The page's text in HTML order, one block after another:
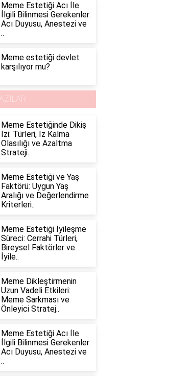
Meme Estetiği Acı İle
İlgili Bilinmesi Gerekenler:
Acı Duyusu, Anestezi ve
..
Meme estetiği devlet
karşılıyor mu?
Meme Estetiğinde Dikiş
İzi: Türleri, İz Kalma
Olasılığı ve Azaltma
Strateji..
Meme Estetiği ve Yaş
Faktörü: Uygun Yaş
Aralığı ve Değerlendirme
Kriterleri..
Meme Estetiği İyileşme
Süreci: Cerrahi Türleri,
Bireysel Faktörler ve
İyile..
Meme Dikleştirmenin
Uzun Vadeli Etkileri:
Meme Sarkması ve
Önleyici Stratej..
Meme Estetiği Acı İle
İlgili Bilinmesi Gerekenler:
Acı Duyusu, Anestezi ve
..